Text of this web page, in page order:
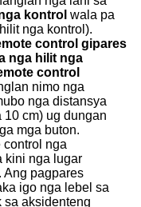
kontrol wala pa
nga kontrol).
control gipares
nga hilit nga
control
nimo nga
nga distansya
cm) ug dungan
mga buton.
control nga
kini nga lugar
Ang pagpares
igo nga lebel sa
sa aksidenteng